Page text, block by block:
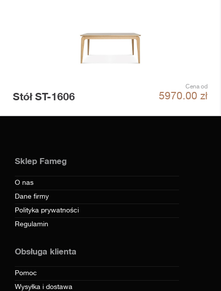
Stół ST-1606
Cena od
5970.00 zł
Sklep Fameg
O nas
Dane firmy
Polityka prywatności
Regulamin
Obsługa klienta
Pomoc
Wysyłka i dostawa